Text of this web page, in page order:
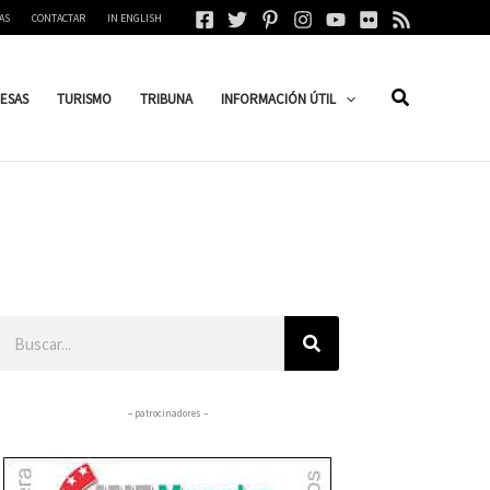
CONTACTAR IN ENGLISH
TURISMO TRIBUNA INFORMACIÓN ÚTIL
– patrocinadores –